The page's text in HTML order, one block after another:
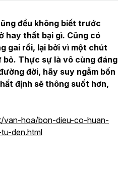
đều không biết trước
hay thất bại gì. Cũng có
gai rồi, lại bởi vì một chút
bỏ. Thực sự là vô cùng đáng
đời, hãy suy ngẫm bốn
định sẽ thông suốt hơn,
van-hoa/bon-dieu-co-huan-
den.html